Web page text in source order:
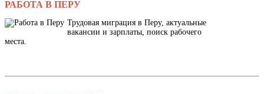
РАБОТА В ПЕРУ
Трудовая миграция в Перу, актуальные
вакансии и зарплаты, поиск рабочего
места.